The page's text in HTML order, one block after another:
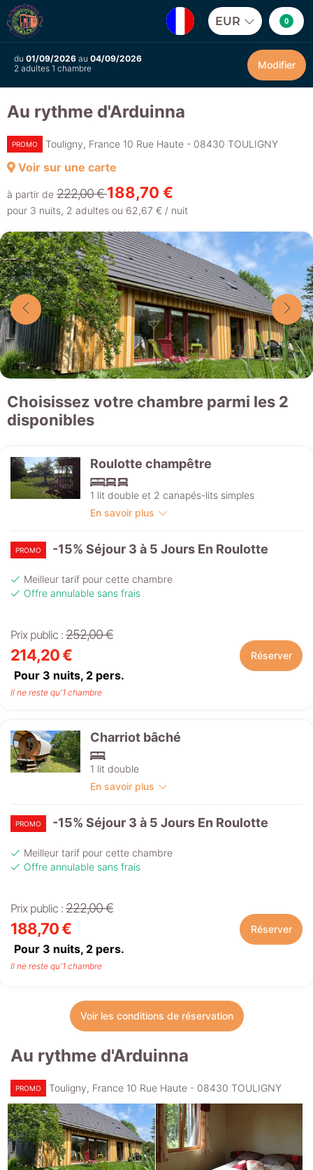
EUR 0
du 01/09/2026 au 04/09/2026
2 adultes 1 chambre
Modifier
Au rythme d'Arduinna
PROMO Touligny, France 10 Rue Haute - 08430 TOULIGNY
Voir sur une carte
à partir de 222,00 €188,70 €
pour 3 nuits, 2 adultes ou 62,67 € / nuit
Choisissez votre chambre parmi les 2
disponibles
Roulotte champêtre
1 lit double et 2 canapés-lits simples
En savoir plus
PROMO -15% Séjour 3 à 5 Jours En Roulotte
Meilleur tarif pour cette chambre
Offre annulable sans frais
Prix public : 252,00 €
214,20 €
Pour 3 nuits, 2 pers.
Réserver
Il ne reste qu'1 chambre
Charriot bâché
1 lit double
En savoir plus
PROMO -15% Séjour 3 à 5 Jours En Roulotte
Meilleur tarif pour cette chambre
Offre annulable sans frais
Prix public : 222,00 €
188,70 €
Pour 3 nuits, 2 pers.
Réserver
Il ne reste qu'1 chambre
Voir les conditions de réservation
Au rythme d'Arduinna
PROMO Touligny, France 10 Rue Haute - 08430 TOULIGNY